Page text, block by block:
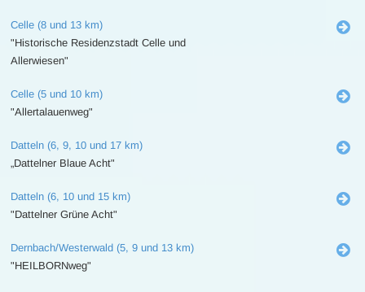
Celle (8 und 13 km)
"Historische Residenzstadt Celle und
Allerwiesen"
Celle (5 und 10 km)
"Allertalauenweg"
Datteln (6, 9, 10 und 17 km)
„Dattelner Blaue Acht"
Datteln (6, 10 und 15 km)
"Dattelner Grüne Acht"
Dernbach/Westerwald (5, 9 und 13 km)
"HEILBORNweg"